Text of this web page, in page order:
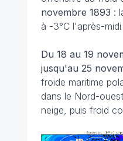
novembre 1893 :
à -3°C l'après-
Du 18 au 19
jusqu'au 25
froide maritime
dans le Nord-
neige, puis froid